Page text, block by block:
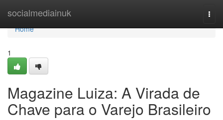
socialmediainuk
Home
Home
1
Magazine Luiza: A Virada de
Chave para o Varejo Brasileiro